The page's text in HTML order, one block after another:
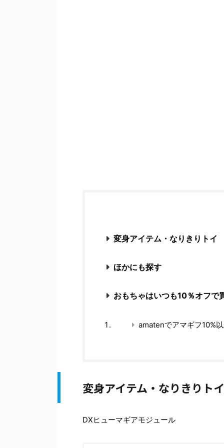
変身アイテム・なりきりトイ
ほかにも探す
おもちゃはいつも10％オフで
amatenでアマギフ10%
変身アイテム・なりきりトイ
DXヒューマギアモジュール